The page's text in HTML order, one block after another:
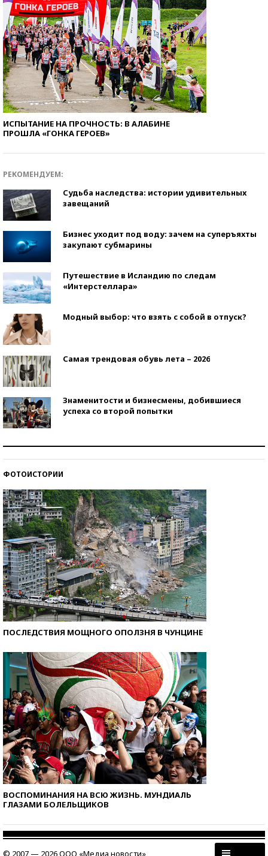
ИСПЫТАНИЕ НА ПРОЧНОСТЬ: В АЛАБИНЕ
ПРОШЛА «ГОНКА ГЕРОЕВ»
РЕКОМЕНДУЕМ:
Судьба наследства: истории удивительных
завещаний
Бизнес уходит под воду: зачем на суперъяхты
закупают субмарины
Путешествие в Исландию по следам
«Интерстеллара»
Модный выбор: что взять с собой в отпуск?
Самая трендовая обувь лета – 2026
Знаменитости и бизнесмены, добившиеся
успеха со второй попытки
ФОТОИСТОРИИ
ПОСЛЕДСТВИЯ МОЩНОГО ОПОЛЗНЯ В ЧУНЦИНЕ
ВОСПОМИНАНИЯ НА ВСЮ ЖИЗНЬ. МУНДИАЛЬ
ГЛАЗАМИ БОЛЕЛЬЩИКОВ
© 2007 — 2026 ООО «Медиа новости»